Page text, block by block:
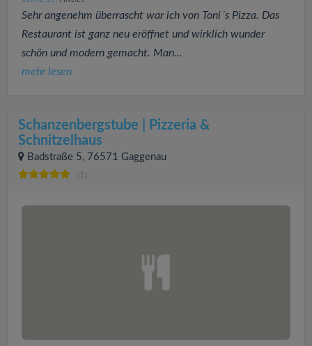
Sehr angenehm überrascht war ich von Toni´s Pizza. Das
Restaurant ist ganz neu eröffnet und wirklich wunder
schön und modern gemacht. Man...
mehr lesen
Schanzenbergstube | Pizzeria &
Schnitzelhaus
Badstraße 5, 76571 Gaggenau
(1)